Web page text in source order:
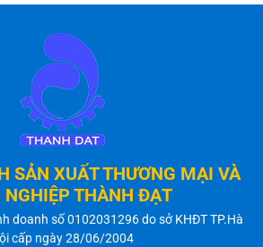
SẢN XUẤT THƯƠNG MẠI VÀ
NGHIỆP THÀNH ĐẠT
doanh số 0102031296 do sở KHĐT TP.Hà
cấp ngày 28/06/2004